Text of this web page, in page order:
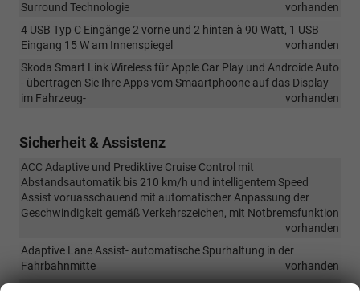
Surround Technologie
vorhanden
4 USB Typ C Eingänge 2 vorne und 2 hinten à 90 Watt, 1 USB
Eingang 15 W am Innenspiegel
vorhanden
Skoda Smart Link Wireless für Apple Car Play und Androide Auto
- übertragen Sie Ihre Apps vom Smaartphoone auf das Display
im Fahrzeug-
vorhanden
Sicherheit & Assistenz
ACC Adaptive und Prediktive Cruise Control mit
Abstandsautomatik bis 210 km/h und intelligentem Speed
Assist voruasschauend mit automatischer Anpassung der
Geschwindigkeit gemäß Verkehrszeichen, mit Notbremsfunktion
vorhanden
Adaptive Lane Assist- automatische Spurhaltung in der
Fahrbahnmitte
vorhanden